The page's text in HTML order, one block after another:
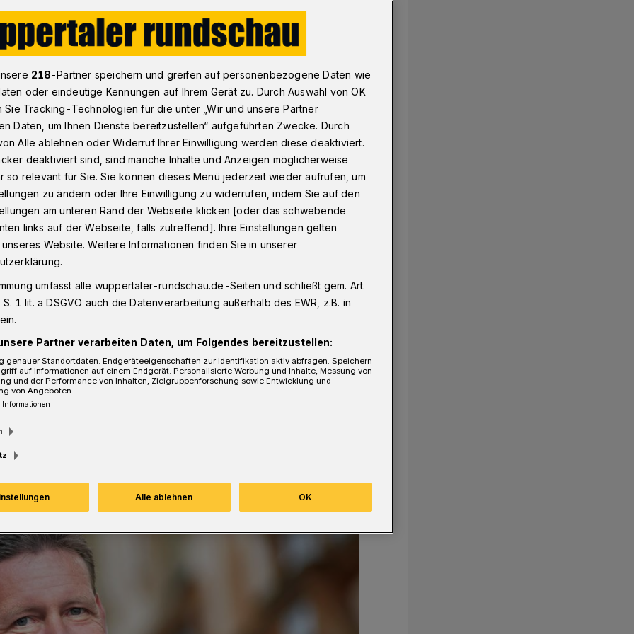
Immobilien-Experten für Stadt und Bürger
für Stadt
besitzen und verkaufen - das ist auch
Fragezeichen. Führende
Rundschau, was Anbieter und
218-Partner speichern und greifen auf personenbezogene Daten wie
oder eindeutige Kennungen auf Ihrem Gerät zu. Durch Auswahl von OK
Sie Tracking-Technologien für die unter „Wir und unsere Partner
Daten, um Ihnen Dienste bereitzustellen“ aufgeführten Zwecke. Durch
Alle ablehnen oder Widerruf Ihrer Einwilligung werden diese deaktiviert.
deaktiviert sind, sind manche Inhalte und Anzeigen möglicherweise
so relevant für Sie. Sie können dieses Menü jederzeit wieder aufrufen, um
zu ändern oder Ihre Einwilligung zu widerrufen, indem Sie auf den
am unteren Rand der Webseite klicken [oder das schwebende
links auf der Webseite, falls zutreffend]. Ihre Einstellungen gelten
Website. Weitere Informationen finden Sie in unserer
umfasst alle wuppertaler-rundschau.de-Seiten und schließt gem. Art.
1 lit. a DSGVO auch die Datenverarbeitung außerhalb des EWR, z.B. in
Partner verarbeiten Daten, um Folgendes bereitzustellen:
genauer Standortdaten. Endgeräteeigenschaften zur Identifikation aktiv abfragen. Speichern
auf Informationen auf einem Endgerät. Personalisierte Werbung und Inhalte, Messung von
und der Performance von Inhalten, Zielgruppenforschung sowie Entwicklung und
von Angeboten.
Alle ablehnen OK